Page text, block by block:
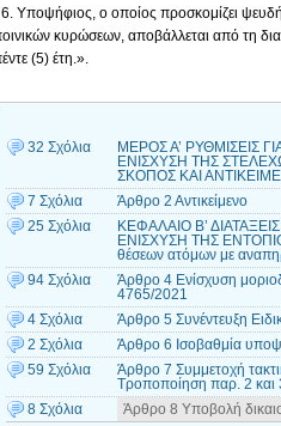
Υποψήφιος, ο οποίος προσκομίζει
κυρώσεων, αποβάλλεται από τη
(5) έτη.».
32 Σχόλια
ΜΕΡΟΣ Α’ ΡΥΘΜΙΣΕΙΣ
ΕΝΙΣΧΥΣΗ ΤΗΣ
ΣΚΟΠΟΣ ΚΑΙ
7 Σχόλια
Άρθρο 2 Αντικείμενο
25 Σχόλια
ΚΕΦΑΛΑΙΟ Β’
ΕΝΙΣΧΥΣΗ ΤΗΣ
θέσεων ατόμων με
94 Σχόλια
Άρθρο 4 Ενίσχυση
4765/2021
4 Σχόλια
Άρθρο 5 Συνέντευξη
2 Σχόλια
Άρθρο 6 Ισοβαθμία
59 Σχόλια
Άρθρο 7 Συμμετοχή
Τροποποίηση παρ. 2 και
8 Σχόλια
Άρθρο 8 Υποβολή